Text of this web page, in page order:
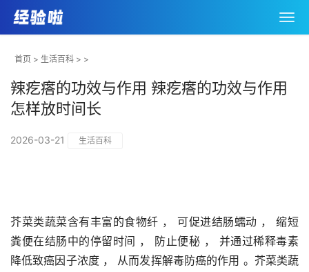
首页 > 生活百科 > >
辣疙瘩的功效与作用 辣疙瘩的功效与作用
怎样放时间长
2026-03-21 生活百科
芥菜类蔬菜含有丰富的食物纤 ， 可促进结肠蠕动 ， 缩短
粪便在结肠中的停留时间 ， 防止便秘 ， 并通过稀释毒素
降低致癌因子浓度 ， 从而发挥解毒防癌的作用 。芥菜类蔬